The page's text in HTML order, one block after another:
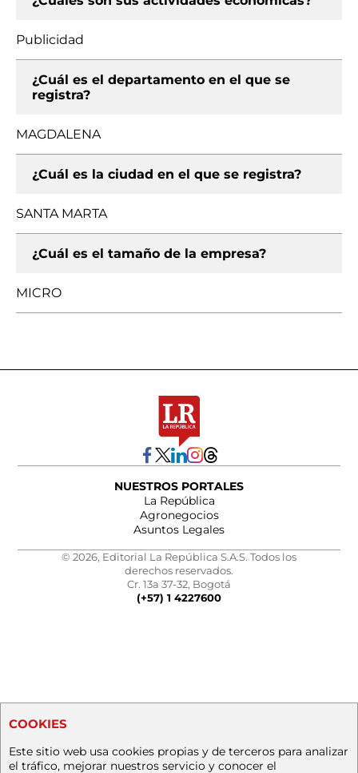
Publicidad
¿Cuál es el departamento en el que se
registra?
MAGDALENA
¿Cuál es la ciudad en el que se registra?
SANTA MARTA
¿Cuál es el tamaño de la empresa?
MICRO
NUESTROS PORTALES
La República
Agronegocios
Asuntos Legales
© 2026, Editorial La República S.A.S. Todos los
derechos reservados.
Cr. 13a 37-32, Bogotá
(+57) 1 4227600
COOKIES
Este sitio web usa cookies propias y de terceros para analizar
el tráfico, mejorar nuestros servicio y conocer el